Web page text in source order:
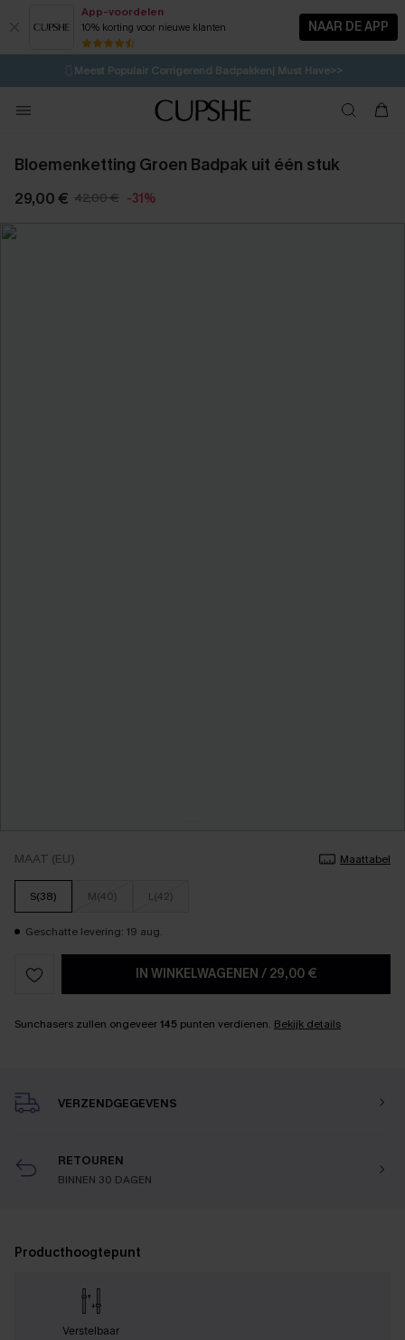
App-voordelen
10% korting voor nieuwe klanten NAAR DE APP
⚡️LAATSTE KANS | Tot 50% korting>>
🩱Meest Populair Corrigerend Badpakken| Must Have>>
💌Abonneer je & ontvang tot 15% korting>>
Koop 3, krijg 15% korting | CODE: SW15
Bloemenketting Groen Badpak uit één stuk
29,00 € 42,00 € -31%
MAAT (EU) Maattabel
S(38) M(40) L(42)
Geschatte levering: 19 aug.
IN WINKELWAGENEN / 29,00 €
Sunchasers zullen ongeveer145 punten verdienen. Bekijk details
VERZENDGEGEVENS
RETOUREN
BINNEN 30 DAGEN
Producthoogtepunt
Verstelbaar